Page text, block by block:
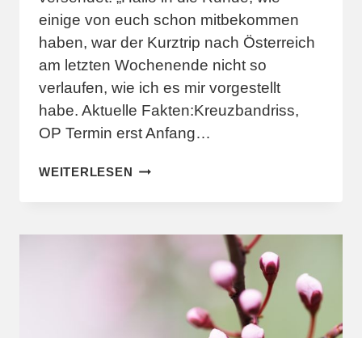
einige von euch schon mitbekommen
haben, war der Kurztrip nach Österreich
am letzten Wochenende nicht so
verlaufen, wie ich es mir vorgestellt
habe. Aktuelle Fakten:Kreuzbandriss,
OP Termin erst Anfang…
WEITERLESEN ICH
&